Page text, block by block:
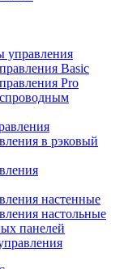
управления
Basic
Pro
в рэковый
настенные
настольные
панелей